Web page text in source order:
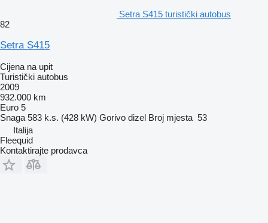
Setra S415 turistički autobus
82
Setra S415
Cijena na upit
Turistički autobus
2009
932.000 km
Euro 5
Snaga 583 k.s. (428 kW) Gorivo dizel Broj mjesta 53
Italija
Fleequid
Kontaktirajte prodavca